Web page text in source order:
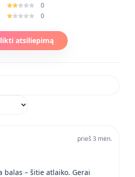
0
0
atsiliepimą
prieš 3 mėn.
balas – šitie atlaiko. Gerai